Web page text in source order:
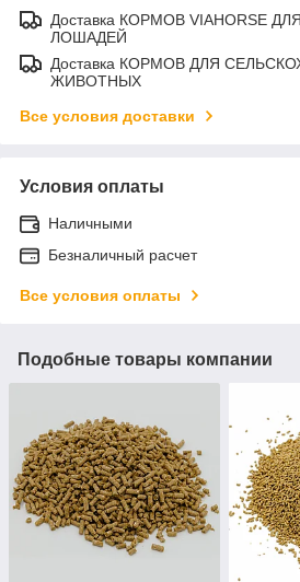
Доставка КОРМОВ VIAHORSE
ЛОШАДЕЙ
Доставка КОРМОВ ДЛЯ
ЖИВОТНЫХ
Все условия доставки
Условия оплаты
Наличными
Безналичный расчет
Все условия оплаты
Подобные товары компании